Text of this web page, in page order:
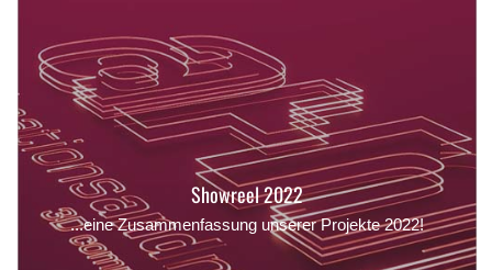
Showreel 2022
...eine Zusammenfassung unserer Projekte 2022!